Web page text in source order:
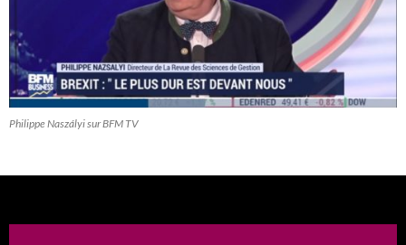
Philippe Naszályi sur BFM TV